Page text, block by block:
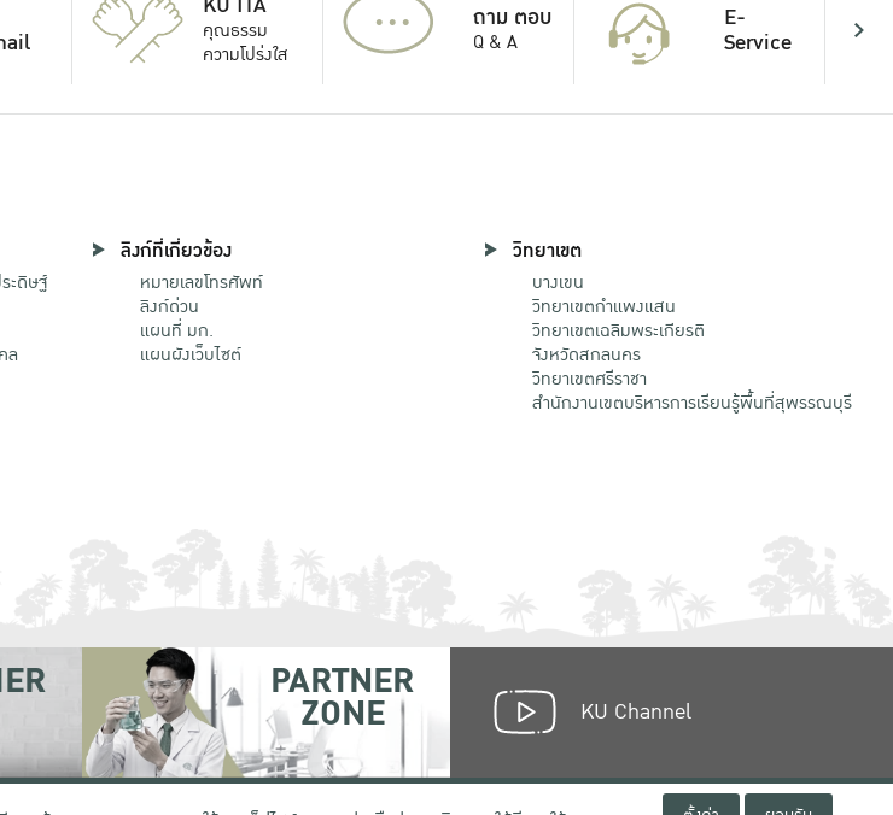
คุณธรรม
ความโปร่งใส
ถาม ตอบ
Q & A
E-
Service
ะดิษฐ์
ล
ลิงก์ที่เกี่ยวข้อง
หมายเลขโทรศัพท์
ลิงก์ด่วน
แผนที่ มก.
แผนผังเว็บไซต์
วิทยาเขต
บางเขน
วิทยาเขตกําแพงแสน
วิทยาเขตเฉลิมพระเกียรติ
จังหวัดสกลนคร
วิทยาเขตศรีราชา
สำนักงานเขตบริหารการเรียนรู้พื้นที่สุพรรณบุรี
PARTNER
ZONE KU Channel